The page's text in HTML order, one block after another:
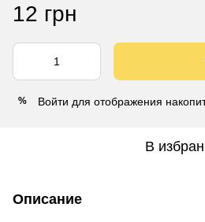
12 грн
% Войти для отображения
В
Описание